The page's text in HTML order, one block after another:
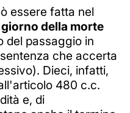
essere fatta nel
della morte
del passaggio in
che accerta
Dieci, infatti,
480 c.c.
e, di